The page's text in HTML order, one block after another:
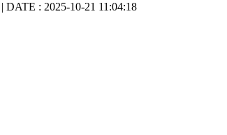
DATE : 2025-10-21 11:04:18